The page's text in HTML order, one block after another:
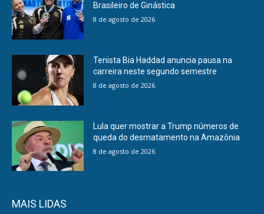
Brasileiro de Ginástica
8 de agosto de 2026
Tenista Bia Haddad anuncia pausa na
carreira neste segundo semestre
8 de agosto de 2026
Lula quer mostrar a Trump números de
queda do desmatamento na Amazônia
8 de agosto de 2026
MAIS LIDAS